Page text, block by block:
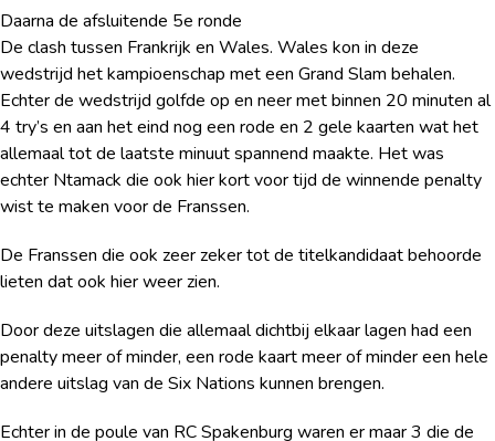
Daarna de afsluitende 5e ronde
De clash tussen Frankrijk en Wales. Wales kon in deze
wedstrijd het kampioenschap met een Grand Slam behalen.
Echter de wedstrijd golfde op en neer met binnen 20 minuten al
4 try’s en aan het eind nog een rode en 2 gele kaarten wat het
allemaal tot de laatste minuut spannend maakte. Het was
echter Ntamack die ook hier kort voor tijd de winnende penalty
wist te maken voor de Franssen.
De Franssen die ook zeer zeker tot de titelkandidaat behoorde
lieten dat ook hier weer zien.
Door deze uitslagen die allemaal dichtbij elkaar lagen had een
penalty meer of minder, een rode kaart meer of minder een hele
andere uitslag van de Six Nations kunnen brengen.
Echter in de poule van RC Spakenburg waren er maar 3 die de